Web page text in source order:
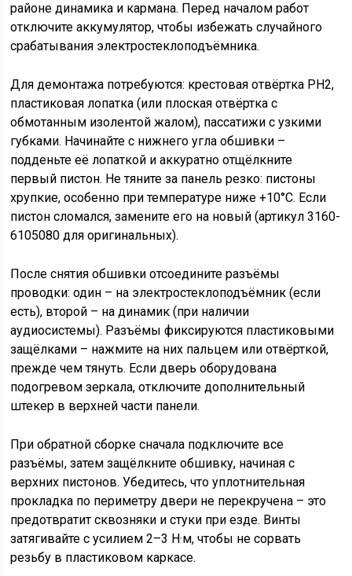
районе динамика и кармана. Перед началом работ
отключите аккумулятор, чтобы избежать случайного
срабатывания электростеклоподъёмника.
Для демонтажа потребуются: крестовая отвёртка PH2,
пластиковая лопатка (или плоская отвёртка с
обмотанным изолентой жалом), пассатижи с узкими
губками. Начинайте с нижнего угла обшивки –
подденьте её лопаткой и аккуратно отщёлкните
первый пистон. Не тяните за панель резко: пистоны
хрупкие, особенно при температуре ниже +10°C. Если
пистон сломался, замените его на новый (артикул 3160-
6105080 для оригинальных).
После снятия обшивки отсоедините разъёмы
проводки: один – на электростеклоподъёмник (если
есть), второй – на динамик (при наличии
аудиосистемы). Разъёмы фиксируются пластиковыми
защёлками – нажмите на них пальцем или отвёрткой,
прежде чем тянуть. Если дверь оборудована
подогревом зеркала, отключите дополнительный
штекер в верхней части панели.
При обратной сборке сначала подключите все
разъёмы, затем защёлкните обшивку, начиная с
верхних пистонов. Убедитесь, что уплотнительная
прокладка по периметру двери не перекручена – это
предотвратит сквозняки и стуки при езде. Винты
затягивайте с усилием 2–3 Н·м, чтобы не сорвать
резьбу в пластиковом каркасе.